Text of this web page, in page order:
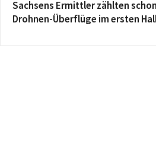
Sachsens Ermittler zählten
Drohnen-Überflüge im ersten